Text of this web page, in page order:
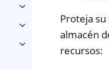
Toggle navigation of
Toggle navigation of
Toggle navigation of
Proteja
almacén
recursos: